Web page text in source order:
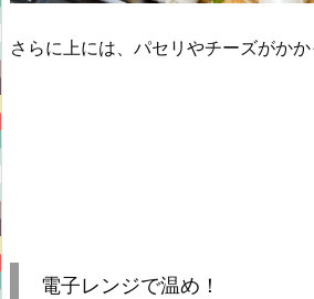
さらに上には、パセリやチーズがかか
電子レンジで温め！